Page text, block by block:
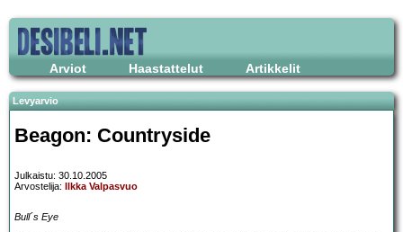
Arviot Haastattelut Artikkelit
Levyarvio
Beagon: Countryside
Julkaistu: 30.10.2005
Arvostelija:
Ilkka Valpasvuo
Bull´s Eye